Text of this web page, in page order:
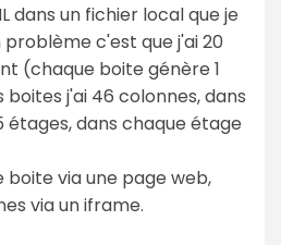
dans un fichier local que je
c'est que j'ai 20
(chaque boite génère 1
j'ai 46 colonnes, dans
étages, dans chaque étage
via une page web,
via un iframe.